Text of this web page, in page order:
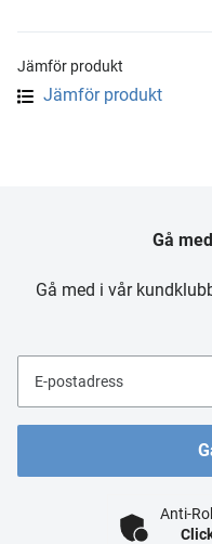
Jämför produkt
Jämför produkt
Gå
Gå med i vår
E-postadress
Anti-